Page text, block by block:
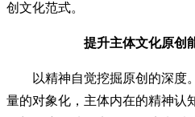
创文化范式。
提升主体文化原创
以精神自觉挖掘原创的深度
量的对象化，主体内在的精神认